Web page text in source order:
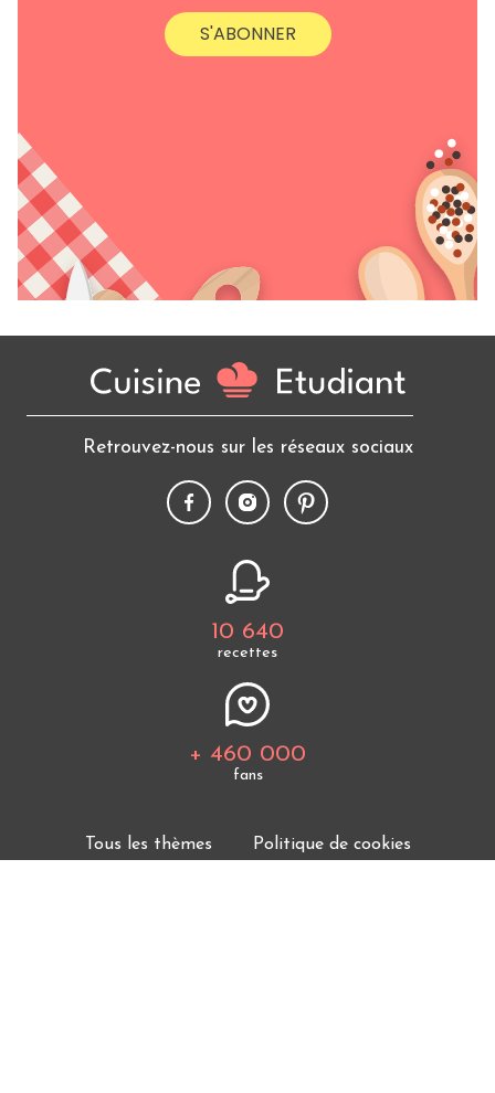
S'ABONNER
Retrouvez-nous sur les réseaux sociaux
10 640
recettes
+ 460 000
fans
Tous les thèmes
Politique de cookies